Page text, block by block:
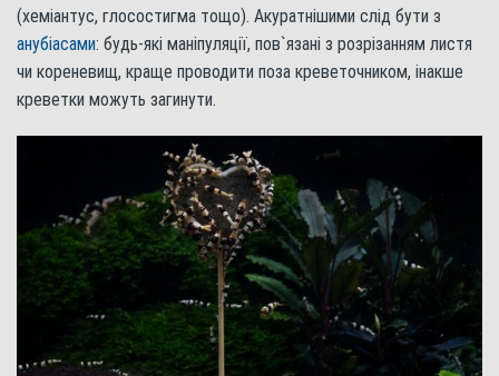
(хеміантус, глосостигма тощо). Акуратнішими слід бути з
анубіасами: будь-які маніпуляції, пов`язані з розрізанням листя
чи кореневищ, краще проводити поза креветочником, інакше
креветки можуть загинути.